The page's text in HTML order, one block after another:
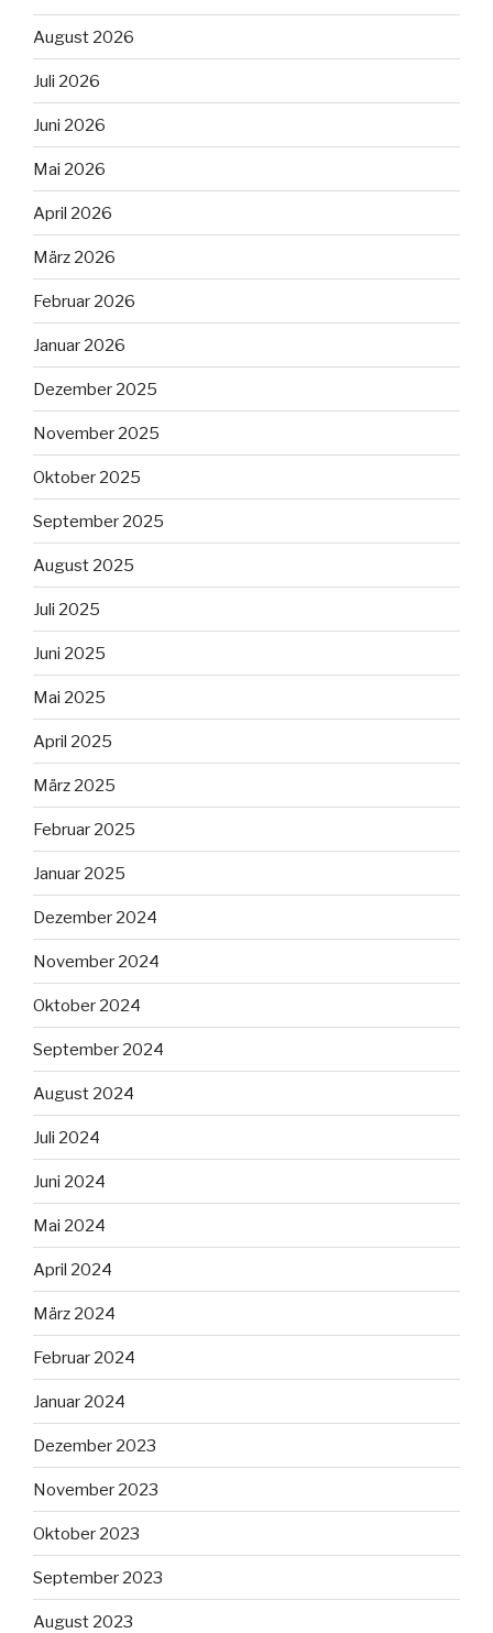
August 2026
Juli 2026
Juni 2026
Mai 2026
April 2026
März 2026
Februar 2026
Januar 2026
Dezember 2025
November 2025
Oktober 2025
September 2025
August 2025
Juli 2025
Juni 2025
Mai 2025
April 2025
März 2025
Februar 2025
Januar 2025
Dezember 2024
November 2024
Oktober 2024
September 2024
August 2024
Juli 2024
Juni 2024
Mai 2024
April 2024
März 2024
Februar 2024
Januar 2024
Dezember 2023
November 2023
Oktober 2023
September 2023
August 2023